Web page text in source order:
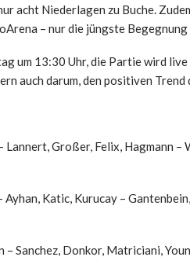
acht Niederlagen zu Buche.
– nur die jüngste
um 13:30 Uhr, die Partie wird
auch darum, den positiven
Lannert, Großer, Felix, Hagmann –
Ayhan, Katic, Kurucay –
– Sanchez, Donkor, Matriciani,